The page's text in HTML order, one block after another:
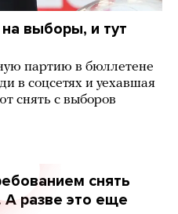
выборы, и тут
партию в бюллетене
в соцсетях и уехавшая
снять с выборов
снять
разве это еще